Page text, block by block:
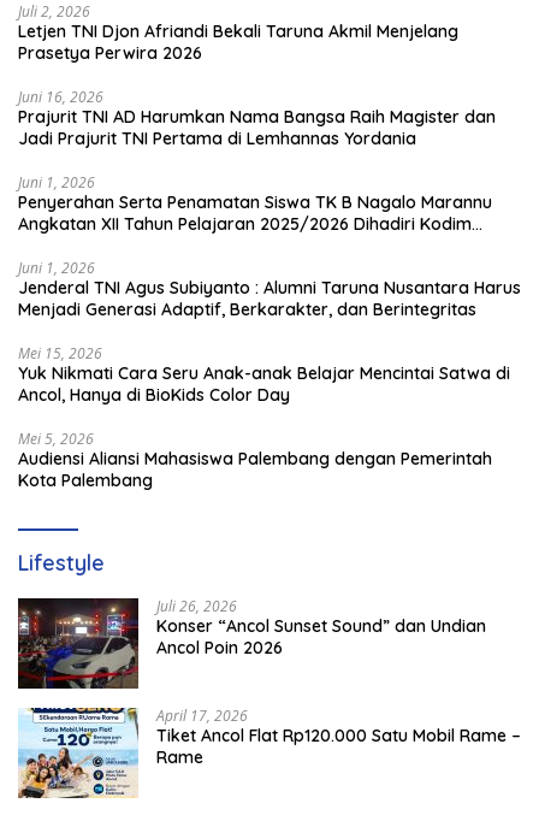
Juli 2, 2026
Letjen TNI Djon Afriandi Bekali Taruna Akmil Menjelang
Prasetya Perwira 2026
Juni 16, 2026
Prajurit TNI AD Harumkan Nama Bangsa Raih Magister dan
Jadi Prajurit TNI Pertama di Lemhannas Yordania
Juni 1, 2026
Penyerahan Serta Penamatan Siswa TK B Nagalo Marannu
Angkatan XII Tahun Pelajaran 2025/2026 Dihadiri Kodim
Juni 1, 2026
Jenderal TNI Agus Subiyanto : Alumni Taruna Nusantara Harus
Menjadi Generasi Adaptif, Berkarakter, dan Berintegritas
Mei 15, 2026
Yuk Nikmati Cara Seru Anak-anak Belajar Mencintai Satwa di
Ancol, Hanya di BioKids Color Day
Mei 5, 2026
Audiensi Aliansi Mahasiswa Palembang dengan Pemerintah
Kota Palembang
Lifestyle
Juli 26, 2026
Konser “Ancol Sunset Sound” dan Undian
Ancol Poin 2026
April 17, 2026
Tiket Ancol Flat Rp120.000 Satu Mobil Rame –
Rame